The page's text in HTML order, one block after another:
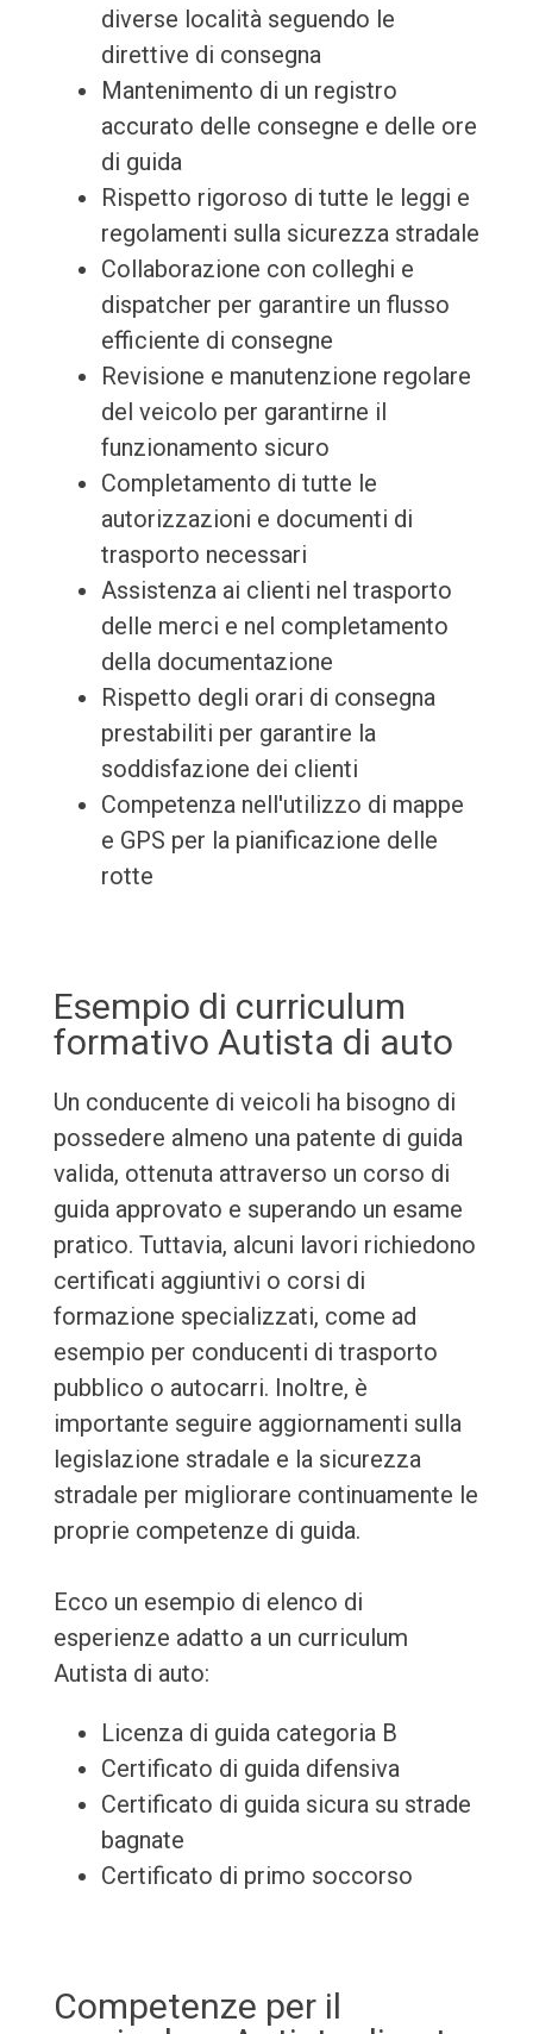
diverse località seguendo le
direttive di consegna
Mantenimento di un registro
accurato delle consegne e delle ore
di guida
Rispetto rigoroso di tutte le leggi e
regolamenti sulla sicurezza stradale
Collaborazione con colleghi e
dispatcher per garantire un flusso
efficiente di consegne
Revisione e manutenzione regolare
del veicolo per garantirne il
funzionamento sicuro
Completamento di tutte le
autorizzazioni e documenti di
trasporto necessari
Assistenza ai clienti nel trasporto
delle merci e nel completamento
della documentazione
Rispetto degli orari di consegna
prestabiliti per garantire la
soddisfazione dei clienti
Competenza nell'utilizzo di mappe
e GPS per la pianificazione delle
rotte
Esempio di curriculum
formativo Autista di auto
Un conducente di veicoli ha bisogno di
possedere almeno una patente di guida
valida, ottenuta attraverso un corso di
guida approvato e superando un esame
pratico. Tuttavia, alcuni lavori richiedono
certificati aggiuntivi o corsi di
formazione specializzati, come ad
esempio per conducenti di trasporto
pubblico o autocarri. Inoltre, è
importante seguire aggiornamenti sulla
legislazione stradale e la sicurezza
stradale per migliorare continuamente le
proprie competenze di guida.
Ecco un esempio di elenco di
esperienze adatto a un curriculum
Autista di auto:
Licenza di guida categoria B
Certificato di guida difensiva
Certificato di guida sicura su strade
bagnate
Certificato di primo soccorso
Competenze per il